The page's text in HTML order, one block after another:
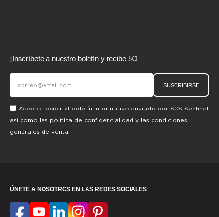
¡Inscríbete a nuestro boletín y recibe 5€!
SUSCRIBIRSE
Acepto recibir el boletín informativo enviado por SCS Sentinel
así como las política de confidencialidad y las condiciones
generales de venta.
ÚNETE A NOSOTROS EN LAS REDES SOCIALES